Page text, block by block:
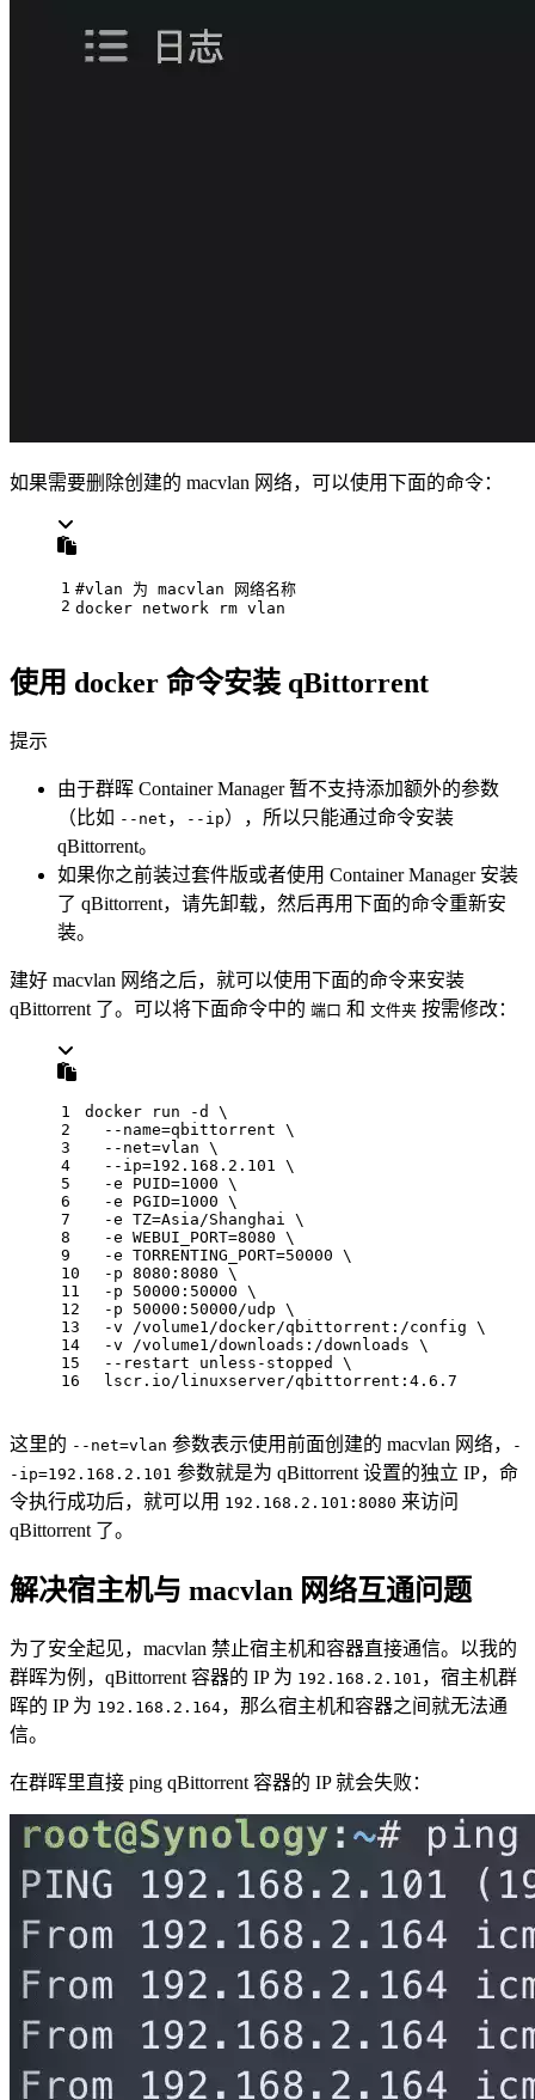
如果需要删除创建的 macvlan 网络，可以使用下面的命令：
1
2
#vlan 为 macvlan 网络名称
docker network
rm vlan
使用 docker 命令安装 qBittorrent
提示
由于群晖 Container Manager 暂不支持添加额外的参数
（比如 --net ， --ip），所以只能通过命令安装
qBittorrent。
如果你之前装过套件版或者使用 Container Manager 安装
了 qBittorrent，请先卸载，然后再用下面的命令重新安
装。
建好 macvlan 网络之后，就可以使用下面的命令来安装
qBittorrent 了。可以将下面命令中的 端口 和 文件夹 按需修改：
1
2
3
4
5
6
7
8
9
10
11
12
13
14
15
16
docker run -d \
  --name=qbittorrent \
  --net=vlan \
  --ip=192.168.2.101 \
  -e PUID=1000 \
  -e PGID=1000 \
  -e TZ=Asia/Shanghai \
  -e WEBUI_PORT=8080 \
  -e TORRENTING_PORT=50000 \
  -p 8080:8080 \
  -p 50000:50000 \
  -p 50000:50000/udp \
  -v /volume1/docker/qbittorrent:/config \
  -v /volume1/downloads:/downloads \
  --restart unless-stopped \
  lscr.io/linuxserver/qbittorrent:4.6.7
这里的 --net=vlan 参数表示使用前面创建的 macvlan 网络，
-
-ip=192.168.2.101 参数就是为 qBittorrent 设置的独立 IP，命
令执行成功后，就可以用 192.168.2.101:8080 来访问
qBittorrent 了。
解决宿主机与 macvlan 网络互通问题
为了安全起见，macvlan 禁止宿主机和容器直接通信。以我的
群晖为例，qBittorrent 容器的 IP 为 192.168.2.101 ，宿主机群
晖的 IP 为 192.168.2.164，那么宿主机和容器之间就无法通
信。
在群晖里直接 ping qBittorrent 容器的 IP 就会失败：